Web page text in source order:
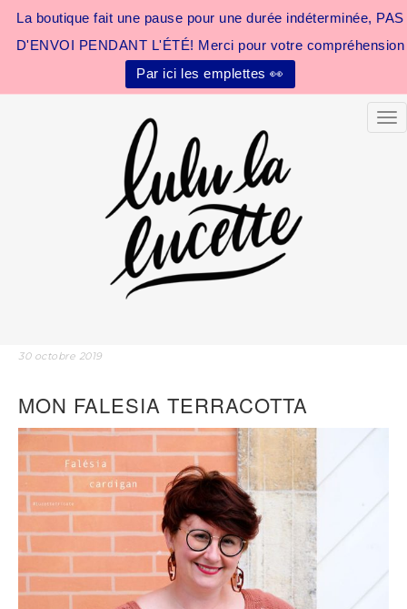
La boutique fait une pause pour une durée indéterminée, PAS
D'ENVOI PENDANT L'ÉTÉ! Merci pour votre compréhension
Par ici les emplettes 👀
30 octobre 2019
MON FALESIA TERRACOTTA